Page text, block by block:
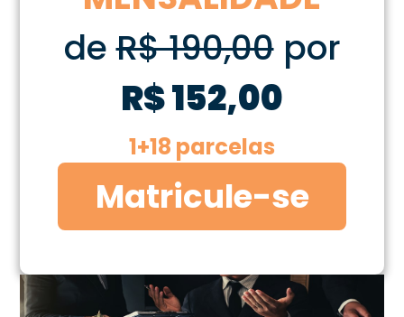
deR$ 190,00por
R$ 152,00
1+18 parcelas
Matricule-se